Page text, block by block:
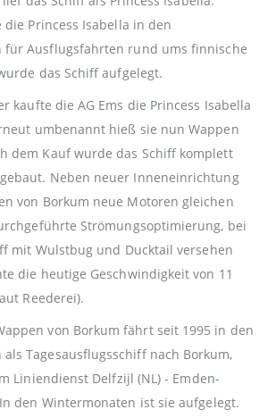
die Princess Isabella in den
für Ausflugsfahrten rund ums finnische
das Schiff aufgelegt.
kaufte die AG Ems die Princess Isabella
umbenannt hieß sie nun Wappen
dem Kauf wurde das Schiff komplett
Neben neuer Inneneinrichtung
von Borkum neue Motoren gleichen
Strömungsoptimierung, bei
mit Wulstbug und Ducktail versehen
die heutige Geschwindigkeit von 11
Reederei).
von Borkum fährt seit 1995 in den
als Tagesausflugsschiff nach Borkum,
Liniendienst Delfzijl (NL) - Emden-
den Wintermonaten ist sie aufgelegt.